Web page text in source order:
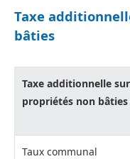
Taxe
bâties
Taxe additionnelle
propriétés non bâties
Taux communal